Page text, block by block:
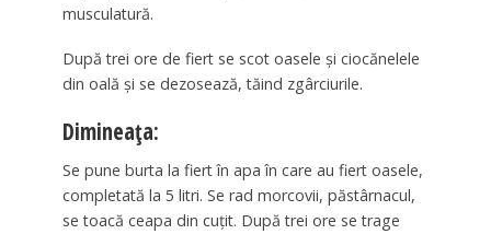
musculatură.
După trei ore de fiert se scot oasele şi ciocănelele
din oală şi se dezosează, tăind zgârciurile.
Dimineaţa:
Se pune burta la fiert în apa în care au fiert oasele,
completată la 5 litri. Se rad morcovii, păstârnacul,
se toacă ceapa din cuţit. După trei ore se trage